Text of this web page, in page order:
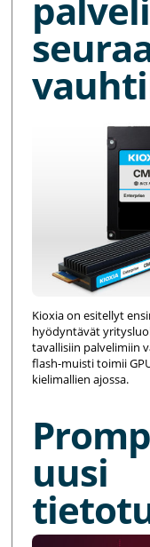
Kioxia on esitellyt
hyödyntävät
tavallisiin palvelimiin
flash-muisti toimii
kielimallien ajossa.
uusi